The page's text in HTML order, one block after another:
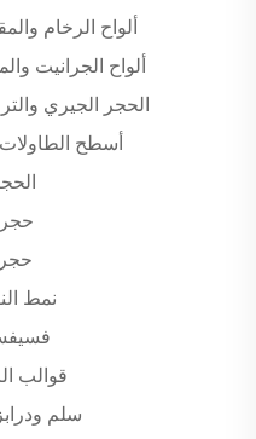
ألواح الرخام
ألواح الجرانيت
الحجر الجيري
أسطح
حجر
نمط
قوالب
سلم